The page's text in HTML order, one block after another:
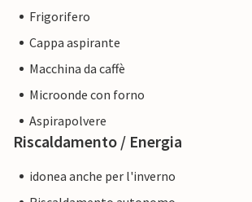
Frigorifero
Cappa aspirante
Macchina da caffè
Microonde con forno
Aspirapolvere
Riscaldamento / Energia
idonea anche per l'inverno